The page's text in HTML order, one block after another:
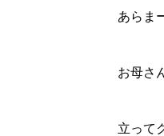
あらま
お母さ
立って